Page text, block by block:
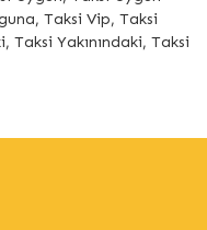
Taksi Vip, Taksi
Taksi Yakınındaki, Taksi